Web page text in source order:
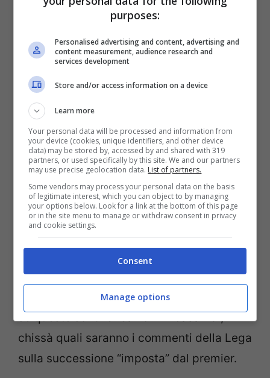
programmatiche e valori condivisi”.
Chi si aspettava quindi un Pdl compatto
sulla scia dell’indicazione di Berlusconi
sarà rimasto deluso nel constatare come i
primi no ad Alfano siano arrivati proprio
dal partito dal Presidente del Consiglio. E
se queste sono le reazioni in casa Pdl,
chissà quali saranno i commenti della Lega
sulla successione “imposta” dal premier.
purposes:
Personalised advertising and content, advertising and
content measurement, audience research and
services development
Store and/or access information on a device
Learn more
Your personal data will be processed and information from
your device (cookies, unique identifiers, and other device
data) may be stored by, accessed by and shared with 319
partners, or used specifically by this site. We and our partners
may use precise geolocation data. List of partners.
Some vendors may process your personal data on the basis
of legitimate interest, which you can object to by managing
your options below. Look for a link at the bottom of this page
or in the site menu to manage or withdraw consent in privacy
and cookie settings.
Consent
Manage options